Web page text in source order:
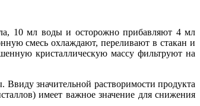
10 мл воды и осторожно прибавляют 4 мл
смесь охлаждают, переливают в стакан и
кристаллическую массу фильтруют на
значительной растворимости продукта
имеет важное значение для снижения